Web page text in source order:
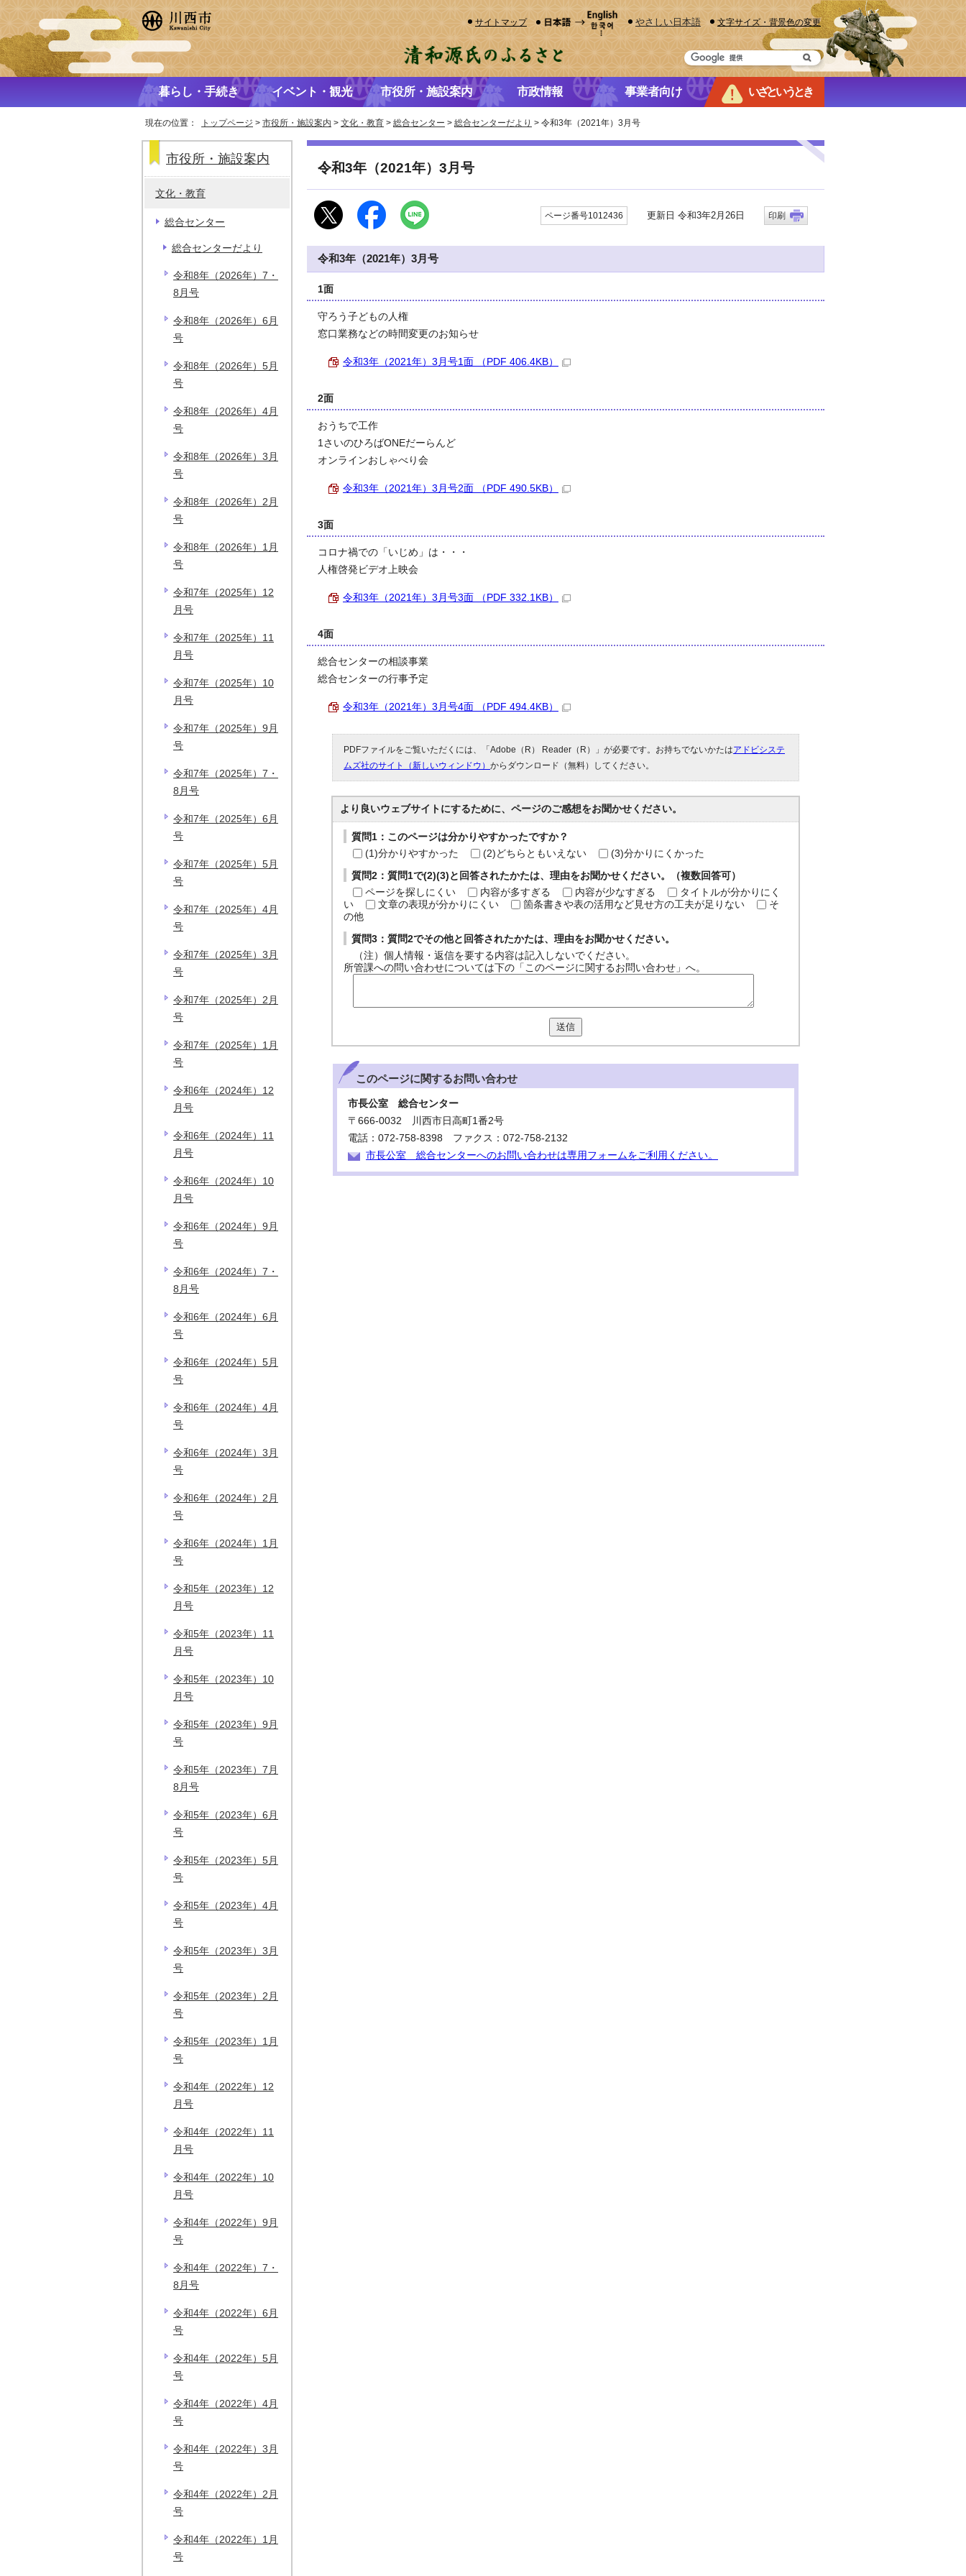
サイトマップ やさしい日本語 文字サイズ・背景色の変更
暮らし・手続き イベント・観光 市役所・施設案内 市政情報 事業者向け いざというとき
現在の位置： トップページ > 市役所・施設案内 > 文化・教育 > 総合センター > 総合センターだより > 令和3年（2021年）3月号
令和3年（2021年）3月号
ページ番号1012436 更新日 令和3年2月26日 印刷
令和3年（2021年）3月号
1面
守ろう子どもの人権
窓口業務などの時間変更のお知らせ
令和3年（2021年）3月号1面 （PDF 406.4KB）
2面
おうちで工作
1さいのひろばONEだーらんど
オンラインおしゃべり会
令和3年（2021年）3月号2面 （PDF 490.5KB）
3面
コロナ禍での「いじめ」は・・・
人権啓発ビデオ上映会
令和3年（2021年）3月号3面 （PDF 332.1KB）
4面
総合センターの相談事業
総合センターの行事予定
令和3年（2021年）3月号4面 （PDF 494.4KB）
PDFファイルをご覧いただくには、「Adobe（R） Reader（R）」が必要です。お持ちでないかたはアドビシステ
ムズ社のサイト（新しいウィンドウ） からダウンロード（無料）してください。
より良いウェブサイトにするために、ページのご感想をお聞かせください。
質問1：このページは分かりやすかったですか？
(1)分かりやすかった
(2)どちらともいえない (3)分かりにくかった
質問2：質問1で(2)(3)と回答されたかたは、理由をお聞かせください。（複数回答可）
ページを探しにくい
内容が多すぎる 内容が少なすぎる
タイトルが分かりにく
い
文章の表現が分かりにくい 箇条書きや表の活用など見せ方の工夫が足りない
そ
の他
質問3：質問2でその他と回答されたかたは、理由をお聞かせください。
（注）個人情報・返信を要する内容は記入しないでください。
所管課への問い合わせについては下の「このページに関するお問い合わせ」へ。
送信
このページに関するお問い合わせ
市長公室 総合センター
〒666-0032 川西市日高町1番2号
電話：072-758-8398 ファクス：072-758-2132
市長公室 総合センターへのお問い合わせは専用フォームをご利用ください。
市役所・施設案内
文化・教育
総合センター
総合センターだより
令和8年（2026年）7・
8月号
令和8年（2026年）6月
号
令和8年（2026年）5月
号
令和8年（2026年）4月
号
令和8年（2026年）3月
号
令和8年（2026年）2月
号
令和8年（2026年）1月
号
令和7年（2025年）12
月号
令和7年（2025年）11
月号
令和7年（2025年）10
月号
令和7年（2025年）9月
号
令和7年（2025年）7・
8月号
令和7年（2025年）6月
号
令和7年（2025年）5月
号
令和7年（2025年）4月
号
令和7年（2025年）3月
号
令和7年（2025年）2月
号
令和7年（2025年）1月
号
令和6年（2024年）12
月号
令和6年（2024年）11
月号
令和6年（2024年）10
月号
令和6年（2024年）9月
号
令和6年（2024年）7・
8月号
令和6年（2024年）6月
号
令和6年（2024年）5月
号
令和6年（2024年）4月
号
令和6年（2024年）3月
号
令和6年（2024年）2月
号
令和6年（2024年）1月
号
令和5年（2023年）12
月号
令和5年（2023年）11
月号
令和5年（2023年）10
月号
令和5年（2023年）9月
号
令和5年（2023年）7月
8月号
令和5年（2023年）6月
号
令和5年（2023年）5月
号
令和5年（2023年）4月
号
令和5年（2023年）3月
号
令和5年（2023年）2月
号
令和5年（2023年）1月
号
令和4年（2022年）12
月号
令和4年（2022年）11
月号
令和4年（2022年）10
月号
令和4年（2022年）9月
号
令和4年（2022年）7・
8月号
令和4年（2022年）6月
号
令和4年（2022年）5月
号
令和4年（2022年）4月
号
令和4年（2022年）3月
号
令和4年（2022年）2月
号
令和4年（2022年）1月
号